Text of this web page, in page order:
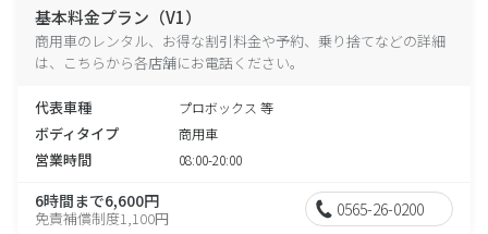
基本料金プラン（V1）
商用車のレンタル、お得な割引料金や予約、乗り捨てなどの詳細
は、こちらから各店舗にお電話ください。
代表車種 プロボックス 等
ボディタイプ 商用車
営業時間 08:00-20:00
6時間まで6,600円
免責補償制度1,100円 0565-26-0200